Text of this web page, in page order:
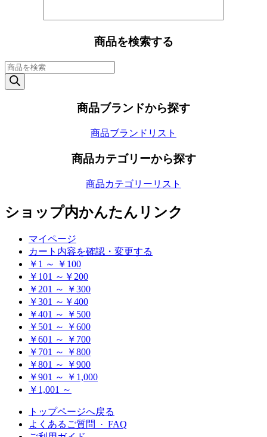
商品を検索する
商
品
検
商品ブランドから探す
商品ブランドリスト
商品カテゴリーから探す
商品カテゴリーリスト
ショップ内かんたんリンク
マイページ
カート内容を確認・変更する
￥1 ～ ￥100
￥101 ～￥200
￥201 ～ ￥300
￥301 ～￥400
￥401 ～ ￥500
￥501 ～ ￥600
￥601 ～ ￥700
￥701 ～ ￥800
￥801 ～ ￥900
￥901 ～ ￥1,000
￥1,001 ～
トップページへ戻る
よくあるご質問 · FAQ